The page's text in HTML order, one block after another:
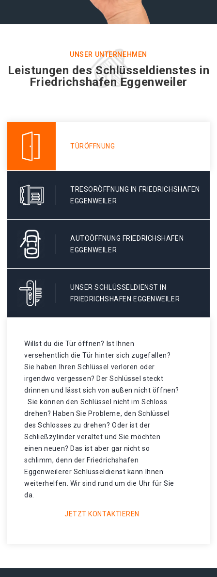
UNSER UNTERNEHMEN
Leistungen des Schlüsseldienstes in
Friedrichshafen Eggenweiler
TÜRÖFFNUNG
TRESORÖFFNUNG IN FRIEDRICHSHAFEN
EGGENWEILER
AUTOÖFFNUNG FRIEDRICHSHAFEN
EGGENWEILER
UNSER SCHLÜSSELDIENST IN
FRIEDRICHSHAFEN EGGENWEILER
Willst du die Tür öffnen? Ist Ihnen
versehentlich die Tür hinter sich zugefallen?
Sie haben Ihren Schlüssel verloren oder
irgendwo vergessen? Der Schlüssel steckt
drinnen und lässt sich von außen nicht öffnen?
. Sie können den Schlüssel nicht im Schloss
drehen? Haben Sie Probleme, den Schlüssel
des Schlosses zu drehen? Oder ist der
Schließzylinder veraltet und Sie möchten
einen neuen? Das ist aber gar nicht so
schlimm, denn der Friedrichshafen
Eggenweilerer Schlüsseldienst kann Ihnen
weiterhelfen. Wir sind rund um die Uhr für Sie
da.
JETZT KONTAKTIEREN